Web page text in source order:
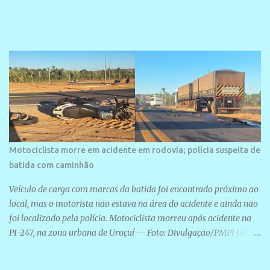
Motociclista morre em acidente em rodovia; polícia suspeita de
batida com caminhão
Veículo de carga com marcas da batida foi encontrado próximo ao
local, mas o motorista não estava na área do acidente e ainda não
foi localizado pela polícia. Motociclista morreu após acidente na
PI-247, na zona urbana de Uruçuí — Foto: Divulgação/PMPI João